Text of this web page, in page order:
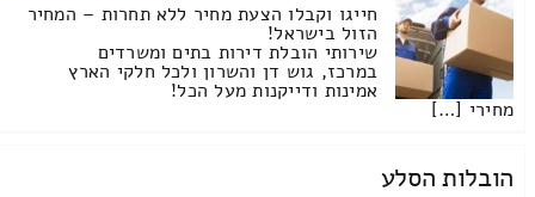
חייגו וקבלו הצעת מחיר ללא תחרות – המחיר
הזול בישראל!
שירותי הובלת דירות בתים ומשרדים
במרכז, גוש דן והשרון ולכל חלקי הארץ
אמינות ודייקנות מעל הכל!
מחירי […]
הובלות הסלע